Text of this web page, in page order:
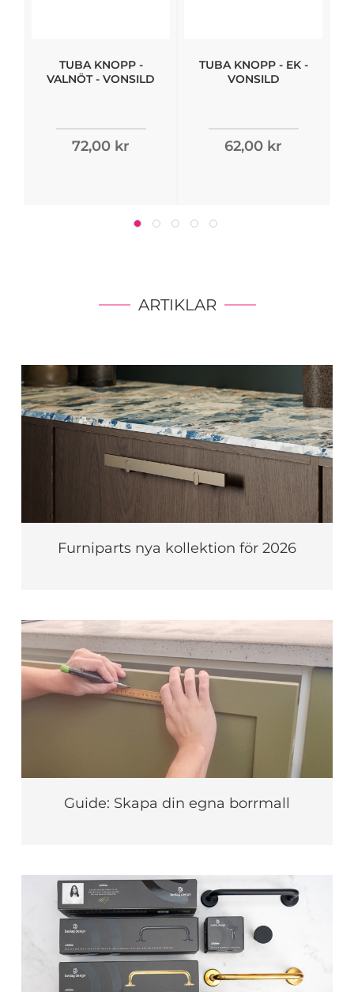
TUBA KNOPP -
VALNÖT - VONSILD
72,00 kr
TUBA KNOPP - EK -
VONSILD
62,00 kr
ARTIKLAR
Furniparts nya kollektion för 2026
Guide: Skapa din egna borrmall